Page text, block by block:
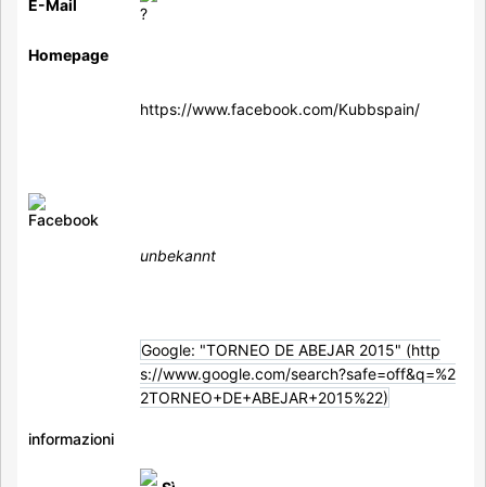
E-Mail
Homepage
https://www.facebook.com/Kubbspain/
unbekannt
Google: "TORNEO DE ABEJAR 2015"
informazioni